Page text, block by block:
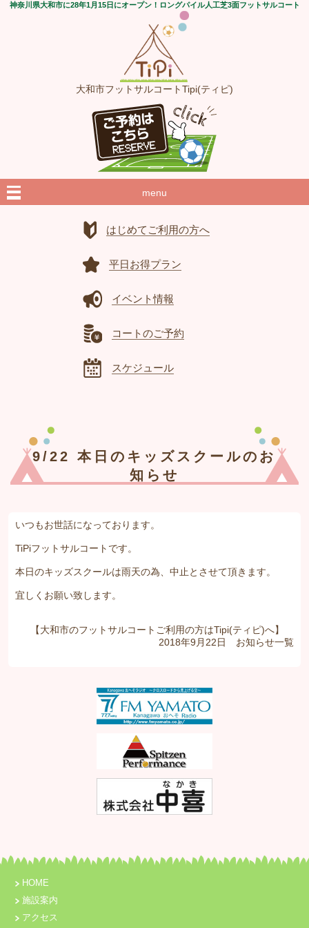
神奈川県大和市に28年1月15日にオープン！ロングパイル人工芝3面フットサルコート
大和市フットサルコートTipi(ティピ)
menu
はじめてご利用の方へ
平日お得プラン
イベント情報
コートのご予約
スケジュール
9/22 本日のキッズスクールのお
知らせ
いつもお世話になっております。
TiPiフットサルコートです。
本日のキッズスクールは雨天の為、中止とさせて頂きます。
宜しくお願い致します。
【大和市のフットサルコートご利用の方はTipi(ティピ)へ】
2018年9月22日 お知らせ一覧
HOME
施設案内
アクセス